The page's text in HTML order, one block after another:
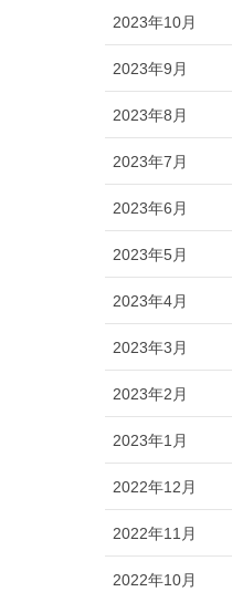
2023年10月
2023年9月
2023年8月
2023年7月
2023年6月
2023年5月
2023年4月
2023年3月
2023年2月
2023年1月
2022年12月
2022年11月
2022年10月